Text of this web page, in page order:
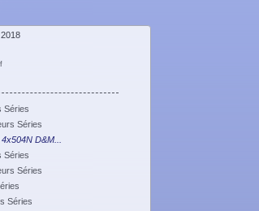
Séries
Séries
D&M...
Séries
Séries
Séries